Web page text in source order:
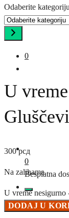
Odaberite kategoriju
0
0
Besplatna
U
300рсд
Na zalihama
U vreme
DODAJ U